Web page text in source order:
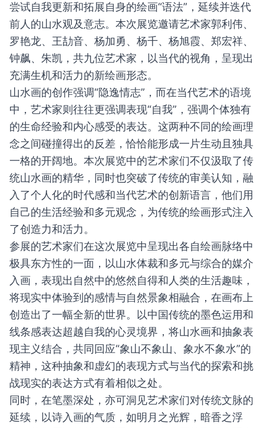
尝试自我更新和拓展自身的绘画“语法”，延续并迭代
前人的山水观及意志。本次展览邀请艺术家郭利伟、
罗艳龙、王劼音、杨加勇、杨千、杨旭霞、郑宏祥、
钟飙、朱凯，共九位艺术家，以当代的视角，呈现出
充满生机和活力的新绘画形态。
山水画的创作强调“隐逸情志”，而在当代艺术的语境
中，艺术家则往往更强调表现“自我”，强调个体独有
的生命经验和内心感受的表达。这两种不同的绘画理
念之间碰撞得出的反差，恰恰能形成一片生动且独具
一格的开阔地。本次展览中的艺术家们不仅汲取了传
统山水画的精华，同时也突破了传统的审美认知，融
入了个人化的时代感和当代艺术的创新语言，他们用
自己的生活经验和多元观念，为传统的绘画形式注入
了创造力和活力。
参展的艺术家们在这次展览中呈现出各自绘画脉络中
极具东方性的一面，以山水体裁和多元与综合的媒介
入画，表现出自然中的悠然自得和人类的生活趣味，
将现实中体验到的感情与自然景象相融合，在画布上
创造出了一幅全新的世界。以中国传统的墨色运用和
线条感表达超越自我的心灵境界，将山水画和抽象表
现主义结合，共同回应“象山不象山、象水不象水”的
精神，这种抽象和虚幻的表现方式与当代的探索和挑
战现实的表达方式有着相似之处。
同时，在笔墨深处，亦可洞见艺术家们对传统文脉的
延续，以诗入画的气质，如明月之光辉，暗香之浮